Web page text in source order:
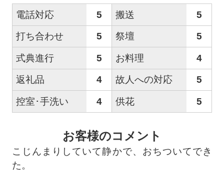
電話対応 5 搬送 5
打ち合わせ 5 祭壇 5
式典進行 5 お料理 4
返礼品 4 故人への対応 5
控室･手洗い 4 供花 5
お客様のコメント
こじんまりしていて静かで、おちついてでき
た。